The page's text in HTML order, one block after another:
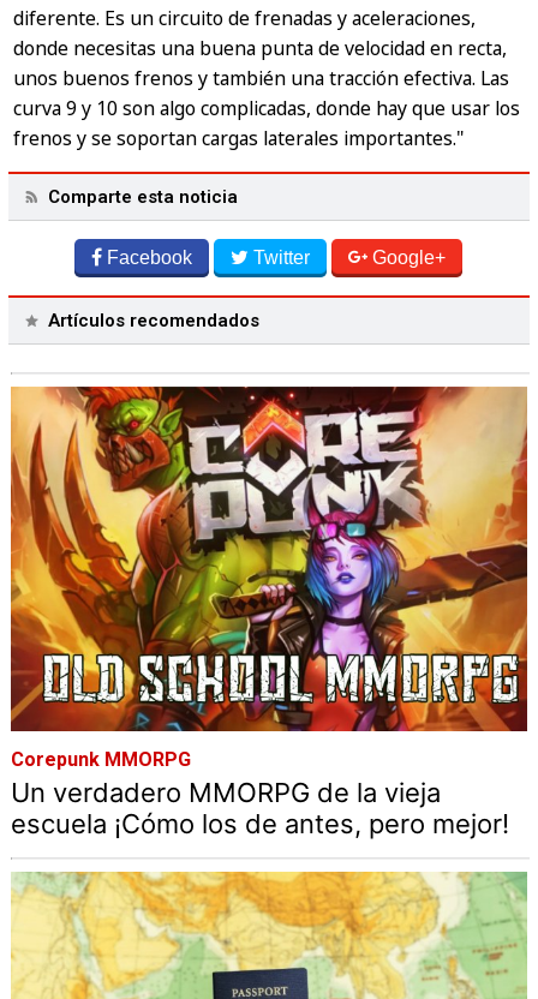
diferente. Es un circuito de frenadas y aceleraciones,
donde necesitas una buena punta de velocidad en recta,
unos buenos frenos y también una tracción efectiva. Las
curva 9 y 10 son algo complicadas, donde hay que usar los
frenos y se soportan cargas laterales importantes."
Comparte esta noticia
Facebook Twitter Google+
Artículos recomendados
Corepunk MMORPG
Un verdadero MMORPG de la vieja
escuela ¡Cómo los de antes, pero mejor!